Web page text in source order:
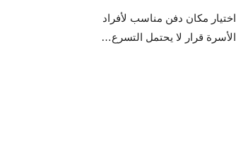
اختيار مكان دفن مناسب لأفراد
الأسرة قرار لا يحتمل التسرع…